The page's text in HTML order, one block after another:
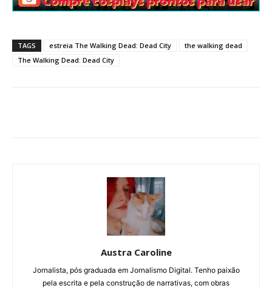
TAGS estreia The Walking Dead: Dead City
the walking dead
The Walking Dead: Dead City
Austra Caroline
Jornalista, pós graduada em Jornalismo Digital. Tenho paixão
pela escrita e pela construção de narrativas, com obras